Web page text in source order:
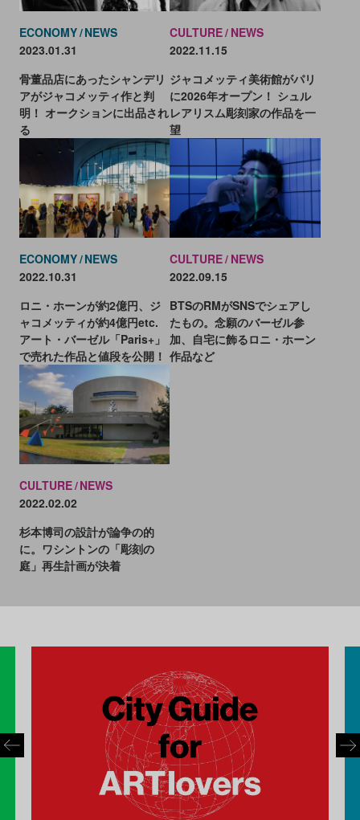
ECONOMY NEWS
2023.01.31
骨董品店にあったシャンデリ
アがジャコメッティ作と判
明！ オークションに出品され
る
CULTURE NEWS
2022.11.15
ジャコメッティ美術館がパリ
に2026年オープン！ シュル
レアリスム彫刻家の作品を一
望
ECONOMY NEWS
2022.10.31
ロニ・ホーンが約2億円、ジ
ャコメッティが約4億円etc.
アート・バーゼル「Paris+」
で売れた作品と値段を公開！
CULTURE NEWS
2022.09.15
BTSのRMがSNSでシェアし
たもの。念願のバーゼル参
加、自宅に飾るロニ・ホーン
作品など
CULTURE NEWS
2022.02.02
杉本博司の設計が論争の的
に。ワシントンの「彫刻の
庭」再生計画が決着